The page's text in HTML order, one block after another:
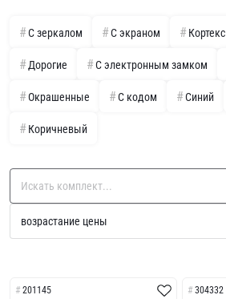
С зеркалом С экраном Кортекс
Дорогие С электронным замком
Окрашенные С кодом Синий
Коричневый
201145 304332